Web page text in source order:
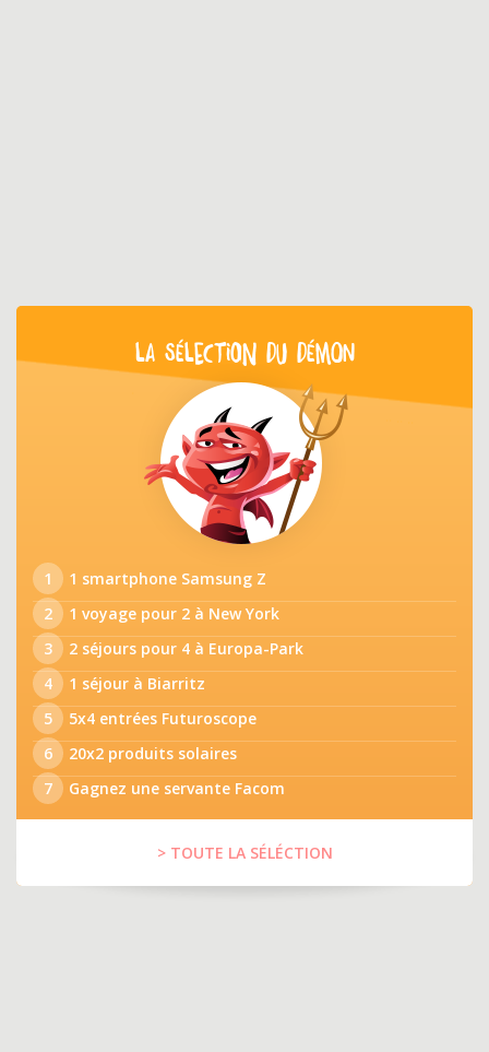
LA SÉLECTION DU DÉMON
1
1 smartphone Samsung Z
2
1 voyage pour 2 à New York
3
2 séjours pour 4 à Europa-Park
4
1 séjour à Biarritz
5
5x4 entrées Futuroscope
6
20x2 produits solaires
7
Gagnez une servante Facom
> TOUTE LA SÉLÉCTION